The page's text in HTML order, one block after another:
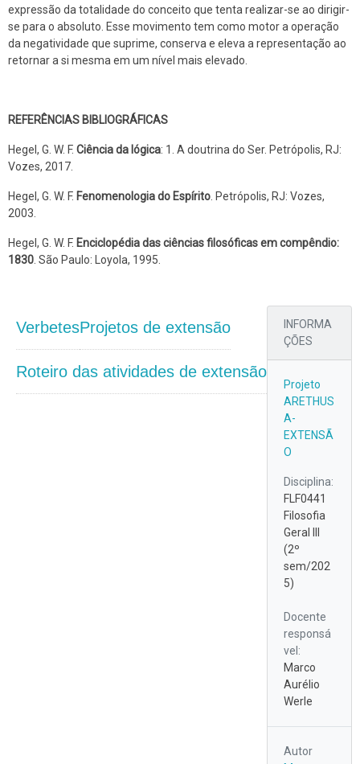
expressão da totalidade do conceito que tenta realizar-se ao dirigir-
se para o absoluto. Esse movimento tem como motor a operação
da negatividade que suprime, conserva e eleva a representação ao
retornar a si mesma em um nível mais elevado.
REFERÊNCIAS BIBLIOGRÁFICAS
Hegel, G. W. F. Ciência da lógica: 1. A doutrina do Ser. Petrópolis, RJ:
Vozes, 2017.
Hegel, G. W. F. Fenomenologia do Espírito . Petrópolis, RJ: Vozes,
2003.
Hegel, G. W. F. Enciclopédia das ciências filosóficas em compêndio:
1830 . São Paulo: Loyola, 1995.
EXTENSÃO
VerbetesProjetos de extensão
Roteiro das atividades de extensão
INFORMA
ÇÕES
Projeto
ARETHUS
A-
EXTENSÃ
O
Disciplina:
FLF0441
Filosofia
Geral III
(2º
sem/202
5)
Docente
responsá
vel:
Marco
Aurélio
Werle
Autor